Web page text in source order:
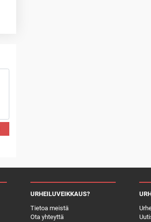
URHEILUVEIKKAUS?
Tietoa meistä
Ota yhteyttä